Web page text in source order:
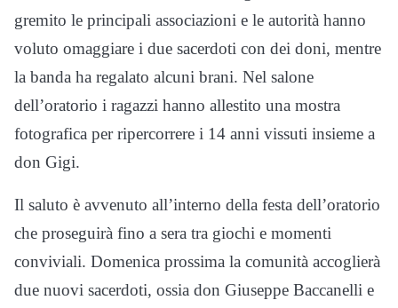
gremito le principali associazioni e le autorità hanno
voluto omaggiare i due sacerdoti con dei doni, mentre
la banda ha regalato alcuni brani. Nel salone
dell’oratorio i ragazzi hanno allestito una mostra
fotografica per ripercorrere i 14 anni vissuti insieme a
don Gigi.
Il saluto è avvenuto all’interno della festa dell’oratorio
che proseguirà fino a sera tra giochi e momenti
conviviali. Domenica prossima la comunità accoglierà
due nuovi sacerdoti, ossia don Giuseppe Baccanelli e